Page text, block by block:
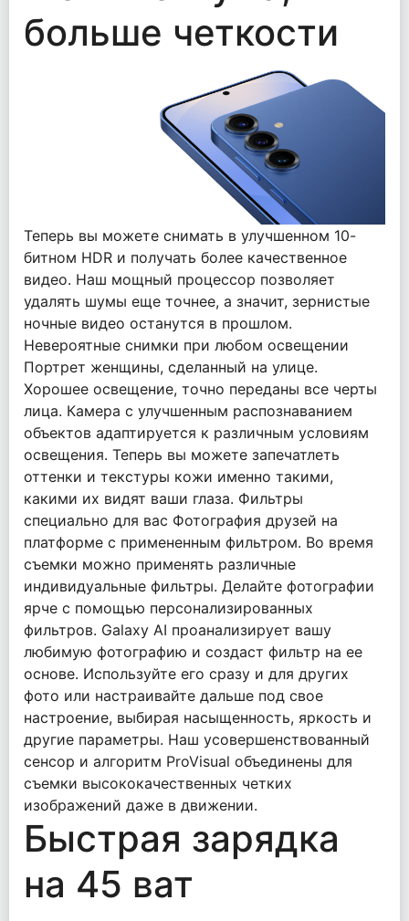
больше четкости
Теперь вы можете снимать в улучшенном 10-
битном HDR и получать более качественное
видео. Наш мощный процессор позволяет
удалять шумы еще точнее, а значит, зернистые
ночные видео останутся в прошлом.
Невероятные снимки при любом освещении
Портрет женщины, сделанный на улице.
Хорошее освещение, точно переданы все черты
лица. Камера с улучшенным распознаванием
объектов адаптируется к различным условиям
освещения. Теперь вы можете запечатлеть
оттенки и текстуры кожи именно такими,
какими их видят ваши глаза. Фильтры
специально для вас Фотография друзей на
платформе с примененным фильтром. Во время
съемки можно применять различные
индивидуальные фильтры. Делайте фотографии
ярче с помощью персонализированных
фильтров. Galaxy AI проанализирует вашу
любимую фотографию и создаст фильтр на ее
основе. Используйте его сразу и для других
фото или настраивайте дальше под свое
настроение, выбирая насыщенность, яркость и
другие параметры. Наш усовершенствованный
сенсор и алгоритм ProVisual объединены для
съемки высококачественных четких
изображений даже в движении.
Быстрая зарядка
на 45 ват